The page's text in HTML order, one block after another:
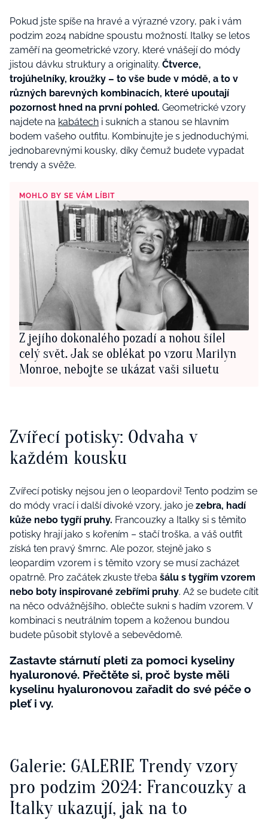
Pokud jste spíše na hravé a výrazné vzory, pak i vám
podzim 2024 nabídne spoustu možností. Italky se letos
zaměří na geometrické vzory, které vnášejí do módy
jistou dávku struktury a originality. Čtverce,
trojúhelníky, kroužky – to vše bude v módě, a to v
různých barevných kombinacích, které upoutají
pozornost hned na první pohled. Geometrické vzory
najdete na kabátech i sukních a stanou se hlavním
bodem vašeho outfitu. Kombinujte je s jednoduchými,
jednobarevnými kousky, díky čemuž budete vypadat
trendy a svěže.
MOHLO BY SE VÁM LÍBIT
Z jejího dokonalého pozadí a nohou šílel
celý svět. Jak se oblékat po vzoru Marilyn
Monroe, nebojte se ukázat vaši siluetu
Zvířecí potisky: Odvaha v
každém kousku
Zvířecí potisky nejsou jen o leopardovi! Tento podzim se
do módy vrací i další divoké vzory, jako je zebra, hadí
kůže nebo tygří pruhy. Francouzky a Italky si s těmito
potisky hrají jako s kořením – stačí troška, a váš outfit
získá ten pravý šmrnc. Ale pozor, stejně jako s
leopardím vzorem i s těmito vzory se musí zacházet
opatrně. Pro začátek zkuste třeba šálu s tygřím vzorem
nebo boty inspirované zebřími pruhy. Až se budete cítit
na něco odvážnějšího, oblečte sukni s hadím vzorem. V
kombinaci s neutrálním topem a koženou bundou
budete působit stylově a sebevědomě.
Zastavte stárnutí pleti za pomoci kyseliny
hyaluronové. Přečtěte si, proč byste měli
kyselinu hyaluronovou zařadit do své péče o
pleť i vy.
Galerie: GALERIE Trendy vzory
pro podzim 2024: Francouzky a
Italky ukazují, jak na to